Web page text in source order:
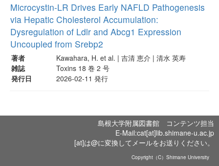
Microcystin-LR Drives Early NAFLD Pathogenesis
via Hepatic Cholesterol Accumulation:
Dysregulation of Ldlr and Abcg1 Expression
Uncoupled from Srebp2
著者
Kawahara, H. et al. | 吉清 恵介 | 清水 英寿
雑誌
Toxins 18 巻 2 号
発行日
2026-02-11 発行
島根大学附属図書館 コンテンツ担当
E-Mail:cat[at]lib.shimane-u.ac.jp
[at]は@に変換してメールをお送りください。
Copyright（C）Shimane University